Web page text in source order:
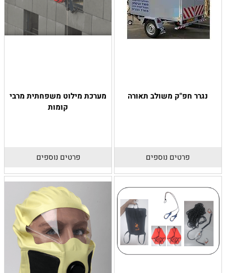
נגרר חפ"ק משולב תאורה
פרטים נוספים
מערכת מילוט משפחתית מרבי
קומות
פרטים נוספים